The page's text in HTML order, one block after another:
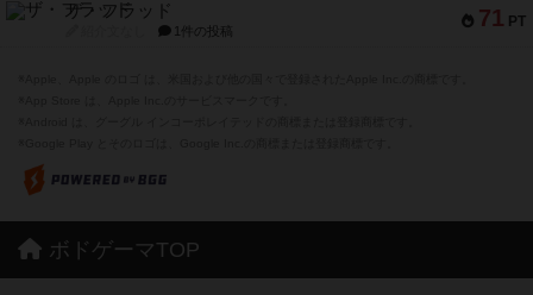
71 PT
ザ・フラッド
1件の投稿
ボドゲーマTOP